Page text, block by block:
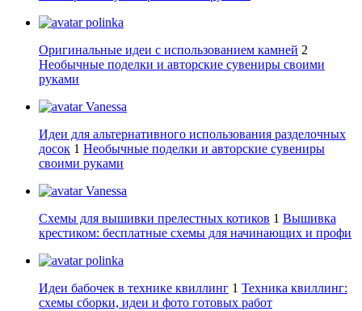
polinka
Оригинальные идеи с использованием камней 2
Необычные поделки и авторские сувениры своими
руками
Vanessa
Идеи для альтернативного использования разделочных
досок 1 Необычные поделки и авторские сувениры
своими руками
Vanessa
Схемы для вышивки прелестных котиков 1 Вышивка
крестиком: бесплатные схемы для начинающих и профи
polinka
Идеи бабочек в технике квиллинг 1 Техника квиллинг:
схемы сборки, идеи и фото готовых работ